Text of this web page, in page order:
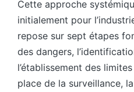
Cette approche
initialement pour
repose sur sept étapes
des dangers,
l’établissement des
place de la surveillance,